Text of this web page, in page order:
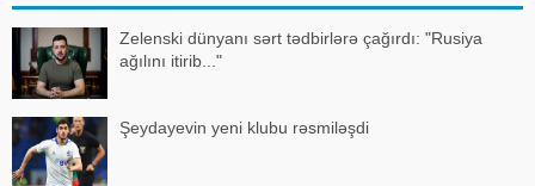
Zelenski dünyanı sərt tədbirlərə çağırdı: "Rusiya
ağılını itirib..."
Şeydayevin yeni klubu rəsmiləşdi